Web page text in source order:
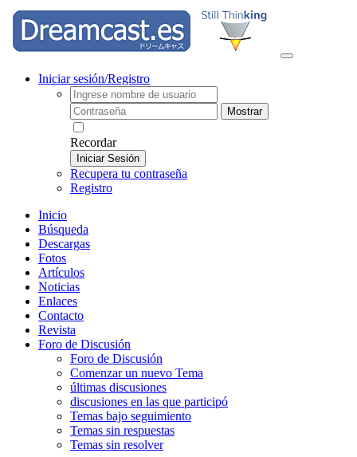
Iniciar sesión/Registro
Mostrar
Recordar
Iniciar Sesión
Recupera tu contraseña
Registro
Inicio
Búsqueda
Descargas
Fotos
Artículos
Noticias
Enlaces
Contacto
Revista
Foro de Discusión
Foro de Discusión
Comenzar un nuevo Tema
últimas discusiones
discusiones en las que participó
Temas bajo seguimiento
Temas sin respuestas
Temas sin resolver